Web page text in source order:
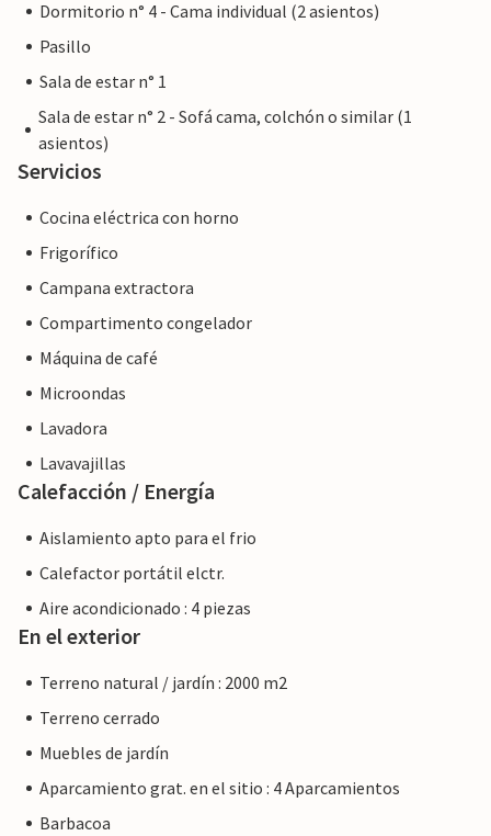
Dormitorio n° 4 - Cama individual (2 asientos)
Pasillo
Sala de estar n° 1
Sala de estar n° 2 - Sofá cama, colchón o similar (1
asientos)
Servicios
Cocina eléctrica con horno
Frigorífico
Campana extractora
Compartimento congelador
Máquina de café
Microondas
Lavadora
Lavavajillas
Calefacción / Energía
Aislamiento apto para el frio
Calefactor portátil elctr.
Aire acondicionado : 4 piezas
En el exterior
Terreno natural / jardín : 2000 m2
Terreno cerrado
Muebles de jardín
Aparcamiento grat. en el sitio : 4 Aparcamientos
Barbacoa